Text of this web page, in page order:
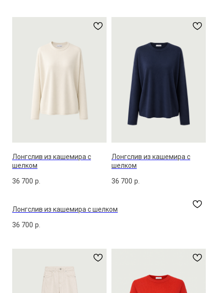
Лонгслив из кашемира с
шелком
36 700 р.
Лонгслив из кашемира с
шелком
36 700 р.
Лонгслив из кашемира с шелком
36 700 р.